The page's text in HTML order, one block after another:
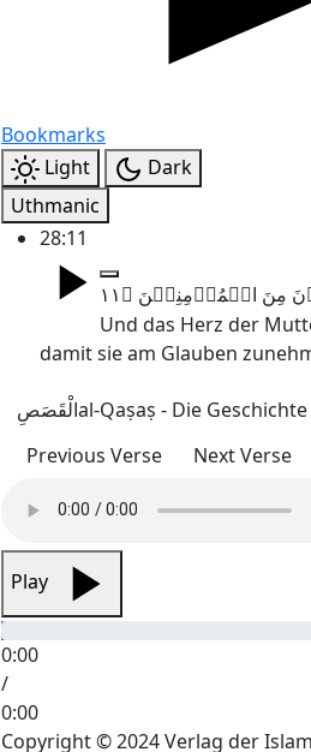
Bookmarks
Light
Dark
Uthmanic
28:11
Und das Herz der
damit sie am Glauben
الْقَصَصِal-Qaṣaṣ - Die Geschichte
Previous Verse
Next Verse
Play
0:00
/
0:00
Copyright © 2024 Verlag der